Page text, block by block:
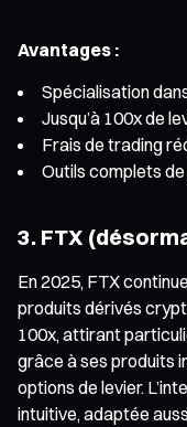
Avantages :
Spécialisation
Jusqu’à 100x de
Frais de trading
Outils complets
3. FTX
En 2025, FTX
produits dérivés
100x, attirant
grâce à ses produits
options de levier.
intuitive, adaptée